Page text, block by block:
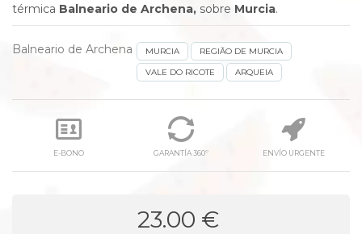
térmica Balneario de Archena, sobre Murcia.
Balneario de Archena MURCIA
REGIÃO DE MURCIA
VALE DO RICOTE
ARQUEIA
E-BONO GARANTÍA 360º ENVÍO URGENTE
23.00 €